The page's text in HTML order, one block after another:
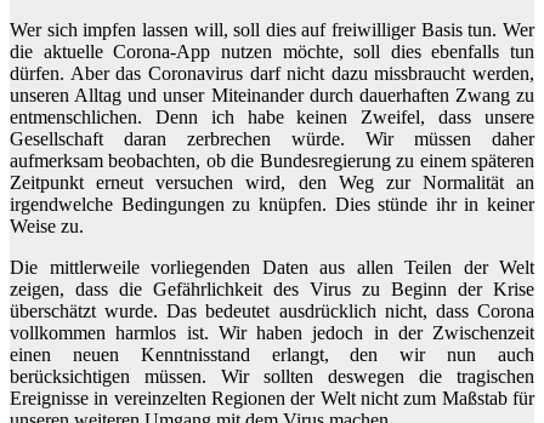
Wer sich impfen lassen will, soll dies auf freiwilliger Basis tun. Wer
die aktuelle Corona-App nutzen möchte, soll dies ebenfalls tun
dürfen. Aber das Coronavirus darf nicht dazu missbraucht werden,
unseren Alltag und unser Miteinander durch dauerhaften Zwang zu
entmenschlichen. Denn ich habe keinen Zweifel, dass unsere
Gesellschaft daran zerbrechen würde. Wir müssen daher
aufmerksam beobachten, ob die Bundesregierung zu einem späteren
Zeitpunkt erneut versuchen wird, den Weg zur Normalität an
irgendwelche Bedingungen zu knüpfen. Dies stünde ihr in keiner
Weise zu.
Die mittlerweile vorliegenden Daten aus allen Teilen der Welt
zeigen, dass die Gefährlichkeit des Virus zu Beginn der Krise
überschätzt wurde. Das bedeutet ausdrücklich nicht, dass Corona
vollkommen harmlos ist. Wir haben jedoch in der Zwischenzeit
einen neuen Kenntnisstand erlangt, den wir nun auch
berücksichtigen müssen. Wir sollten deswegen die tragischen
Ereignisse in vereinzelten Regionen der Welt nicht zum Maßstab für